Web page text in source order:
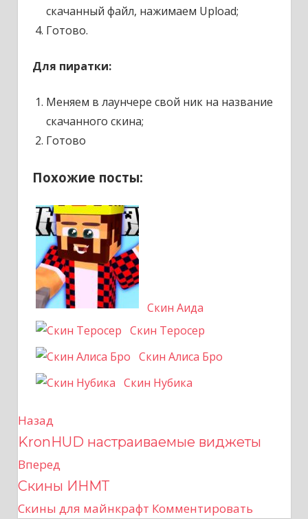
скачанный файл, нажимаем Upload;
Готово.
Для пиратки:
Меняем в лаунчере свой ник на название
скачанного скина;
Готово
Похожие посты:
Скин Аида
Скин Теросер
Скин Алиса Бро
Скин Нубика
Н
а
в
Назад
KronHUD настраиваемые виджеты
Вперед
Скины ИНМТ
Скины для майнкрафт Комментировать